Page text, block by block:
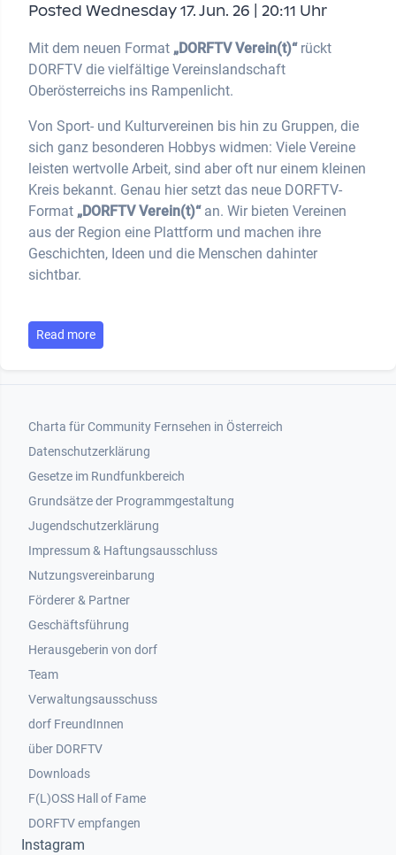
Posted Wednesday 17. Jun. 26 | 20:11 Uhr
Mit dem neuen Format „DORFTV Verein(t)“rückt
DORFTV die vielfältige Vereinslandschaft
Oberösterreichs ins Rampenlicht.
Von Sport- und Kulturvereinen bis hin zu Gruppen, die
sich ganz besonderen Hobbys widmen: Viele Vereine
leisten wertvolle Arbeit, sind aber oft nur einem kleinen
Kreis bekannt. Genau hier setzt das neue DORFTV-
Format „DORFTV Verein(t)“an. Wir bieten Vereinen
aus der Region eine Plattform und machen ihre
Geschichten, Ideen und die Menschen dahinter
sichtbar.
Read more
Footer 1
Charta für Community Fernsehen in Österreich
Datenschutzerklärung
Gesetze im Rundfunkbereich
Grundsätze der Programmgestaltung
Jugendschutzerklärung
Impressum & Haftungsausschluss
Nutzungsvereinbarung
Footer 2
Förderer & Partner
Geschäftsführung
Herausgeberin von dorf
Team
Verwaltungsausschuss
dorf FreundInnen
Footer 3
über DORFTV
Downloads
F(L)OSS Hall of Fame
Footer 4
DORFTV empfangen
Instagram